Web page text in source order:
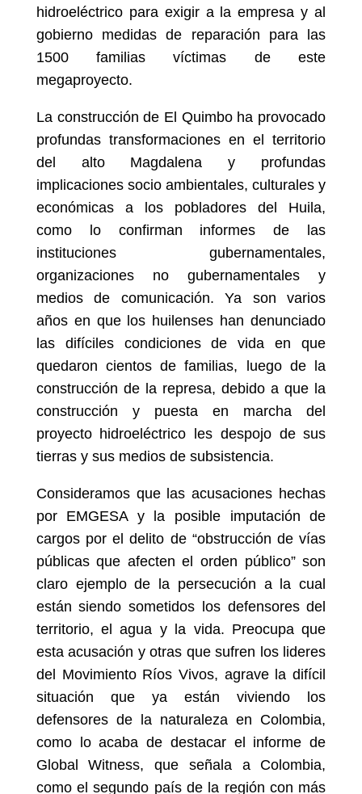
hidroeléctrico para exigir a la empresa y al
gobierno medidas de reparación para las
1500 familias víctimas de este
megaproyecto.
La construcción de El Quimbo ha provocado
profundas transformaciones en el territorio
del alto Magdalena y profundas
implicaciones socio ambientales, culturales y
económicas a los pobladores del Huila,
como lo confirman informes de las
instituciones gubernamentales,
organizaciones no gubernamentales y
medios de comunicación. Ya son varios
años en que los huilenses han denunciado
las difíciles condiciones de vida en que
quedaron cientos de familias, luego de la
construcción de la represa, debido a que la
construcción y puesta en marcha del
proyecto hidroeléctrico les despojo de sus
tierras y sus medios de subsistencia.
Consideramos que las acusaciones hechas
por EMGESA y la posible imputación de
cargos por el delito de “obstrucción de vías
públicas que afecten el orden público” son
claro ejemplo de la persecución a la cual
están siendo sometidos los defensores del
territorio, el agua y la vida. Preocupa que
esta acusación y otras que sufren los lideres
del Movimiento Ríos Vivos, agrave la difícil
situación que ya están viviendo los
defensores de la naturaleza en Colombia,
como lo acaba de destacar el informe de
Global Witness, que señala a Colombia,
como el segundo país de la región con más